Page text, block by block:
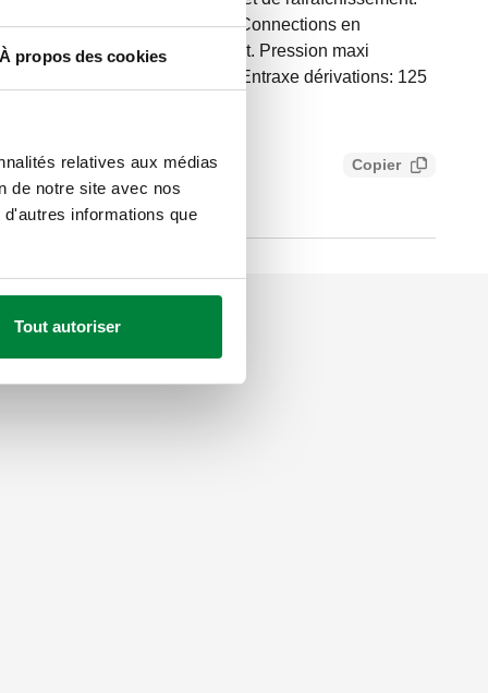
À propos des cookies
relatives aux médias
de notre site avec nos
informations que
Tout autoriser
G 1 1/2" A (ISO 228-1) M. Connections en
F, 4 dérivations, écrou tournant. Pression maxi
du fluide: 5–110 °C. Entraxe dérivations: 125
Copier